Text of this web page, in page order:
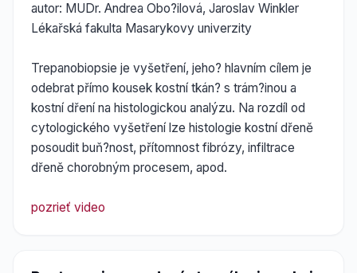
autor: MUDr. Andrea Obo?ilová, Jaroslav Winkler
Lékařská fakulta Masarykovy univerzity
Trepanobiopsie je vyšetření, jeho? hlavním cílem je
odebrat přímo kousek kostní tkán? s trám?inou a
kostní dření na histologickou analýzu. Na rozdíl od
cytologického vyšetření lze histologie kostní dřeně
posoudit buň?nost, přítomnost fibrózy, infiltrace
dřeně chorobným procesem, apod.
pozrieť video